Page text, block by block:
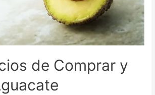
de Comprar y